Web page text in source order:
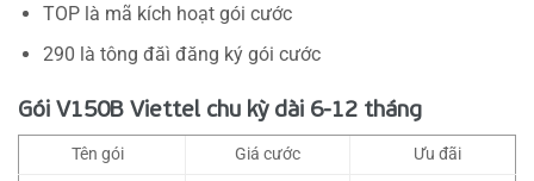
TOP là mã kích hoạt gói cước
290 là tông đăì đăng ký gói cước
Gói V150B Viettel chu kỳ dài 6-12 tháng
Tên gói Giá cước Ưu đãi